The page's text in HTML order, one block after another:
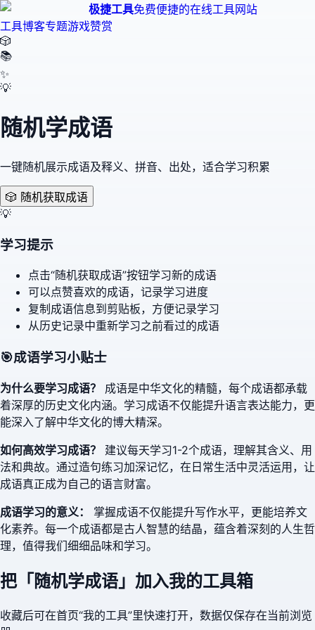
极捷工具免费便捷的在线工具网站
工具博客专题游戏赞赏
🎲
📚
✨
💡
随机学成语
一键随机展示成语及释义、拼音、出处，适合学习积累
🎲 随机获取成语
💡
学习提示
点击“随机获取成语”按钮学习新的成语
可以点赞喜欢的成语，记录学习进度
复制成语信息到剪贴板，方便记录学习
从历史记录中重新学习之前看过的成语
🎯成语学习小贴士
为什么要学习成语？
成语是中华文化的精髓，每个成语都承载
着深厚的历史文化内涵。学习成语不仅能提升语言表达能力，更
能深入了解中华文化的博大精深。
如何高效学习成语？
建议每天学习1-2个成语，理解其含义、用
法和典故。通过造句练习加深记忆，在日常生活中灵活运用，让
成语真正成为自己的语言财富。
成语学习的意义：
掌握成语不仅能提升写作水平，更能培养文
化素养。每一个成语都是古人智慧的结晶，蕴含着深刻的人生哲
理，值得我们细细品味和学习。
把「 随机学成语 」加入我的工具箱
收藏后可在首页“我的工具”里快速打开，数据仅保存在当前浏览